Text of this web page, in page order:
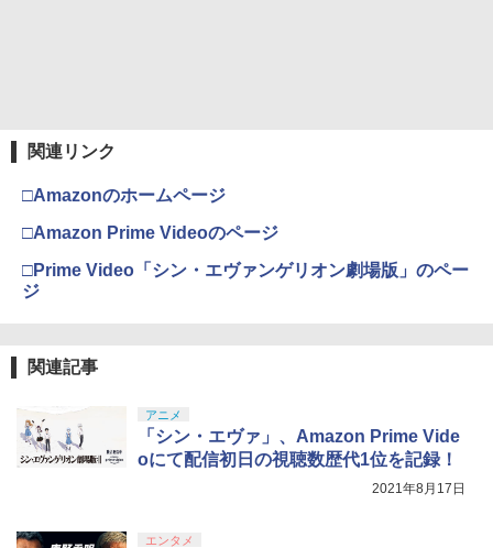
関連リンク
□Amazonのホームページ
□Amazon Prime Videoのページ
□Prime Video「シン・エヴァンゲリオン劇場版」のペー
ジ
関連記事
アニメ
「シン・エヴァ」、Amazon Prime Vide
oにて配信初日の視聴数歴代1位を記録！
2021年8月17日
エンタメ